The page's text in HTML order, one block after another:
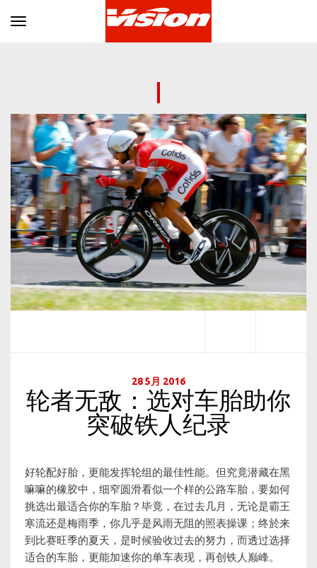
Toggle navigation
28 5月 2016
轮者无敌：选对车胎助你
突破铁人纪录
好轮配好胎，更能发挥轮组的最佳性能。但究竟潜藏在黑
嘛嘛的橡胶中，细窄圆滑看似一个样的公路车胎，要如何
挑选出最适合你的车胎？毕竟，在过去几月，无论是霸王
寒流还是梅雨季，你几乎是风雨无阻的照表操课；终於来
到比赛旺季的夏天，是时候验收过去的努力，而透过选择
适合的车胎，更能加速你的单车表现，再创铁人巅峰。